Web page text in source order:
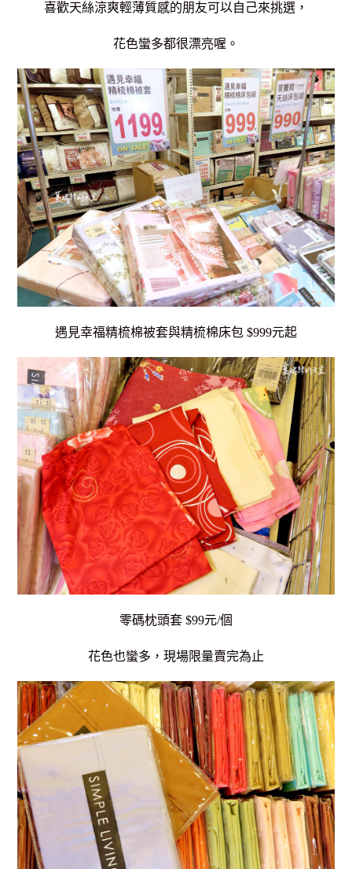
喜歡天絲涼爽輕薄質感的朋友可以自己來挑選，
花色蠻多都很漂亮喔。
遇見幸福精梳棉被套與精梳棉床包 $999元起
零碼枕頭套 $99元/個
花色也蠻多，現場限量賣完為止